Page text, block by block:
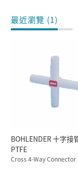
最近瀏覽 (1)
BOHLENDER 十字接管
PTFE
Cross 4-Way Connector